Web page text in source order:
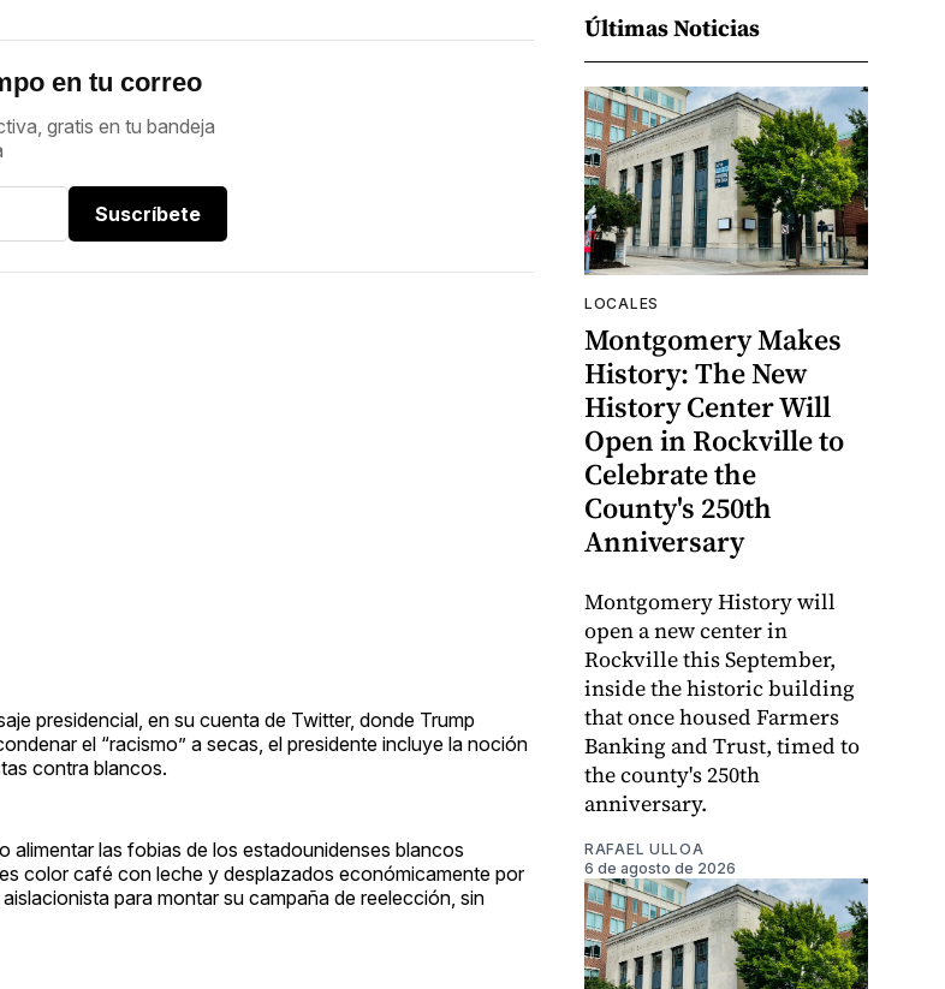
en tu correo
gratis en tu bandeja
Suscríbete
presidencial, en su cuenta de Twitter, donde Trump
el “racismo” a secas, el presidente incluye la noción
contra blancos.
alimentar las fobias de los estadounidenses blancos
color café con leche y desplazados económicamente por
para montar su campaña de reelección, sin
Últimas Noticias
LOCALES
Montgomery Makes
History: The New
History Center Will
Open in Rockville to
Celebrate the
County's 250th
Anniversary
Montgomery History will
open a new center in
Rockville this September,
inside the historic building
that once housed Farmers
Banking and Trust, timed to
the county's 250th
anniversary.
RAFAEL ULLOA
6 de agosto de 2026